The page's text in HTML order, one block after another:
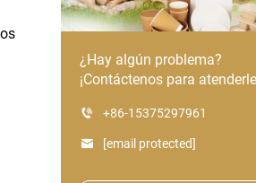
¿Hay algún problema?
¡Contáctenos para
+86-15375297961
[email protected]